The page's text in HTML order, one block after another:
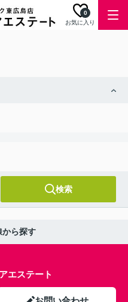
お気に入り
0
検索
から探す
エステート